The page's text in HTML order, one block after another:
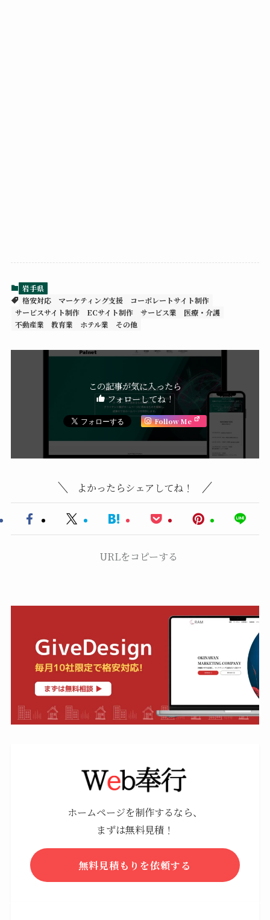
岩手県
格安対応
マーケティング支援
コーポレートサイト制作
サービスサイト制作
ECサイト制作 サービス業
医療・介護
不動産業
教育業 ホテル業 その他
この記事が気に入ったら
フォローしてね！
Follow Me
よかったらシェアしてね！
URLをコピーする
ホームページを制作するなら、
まずは無料見積！
無料見積もりを依頼する